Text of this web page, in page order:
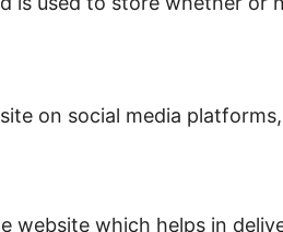
on social media
website which helps in